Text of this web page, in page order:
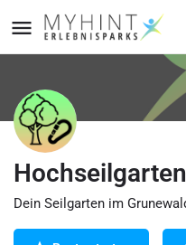
Dein Seilgarten im